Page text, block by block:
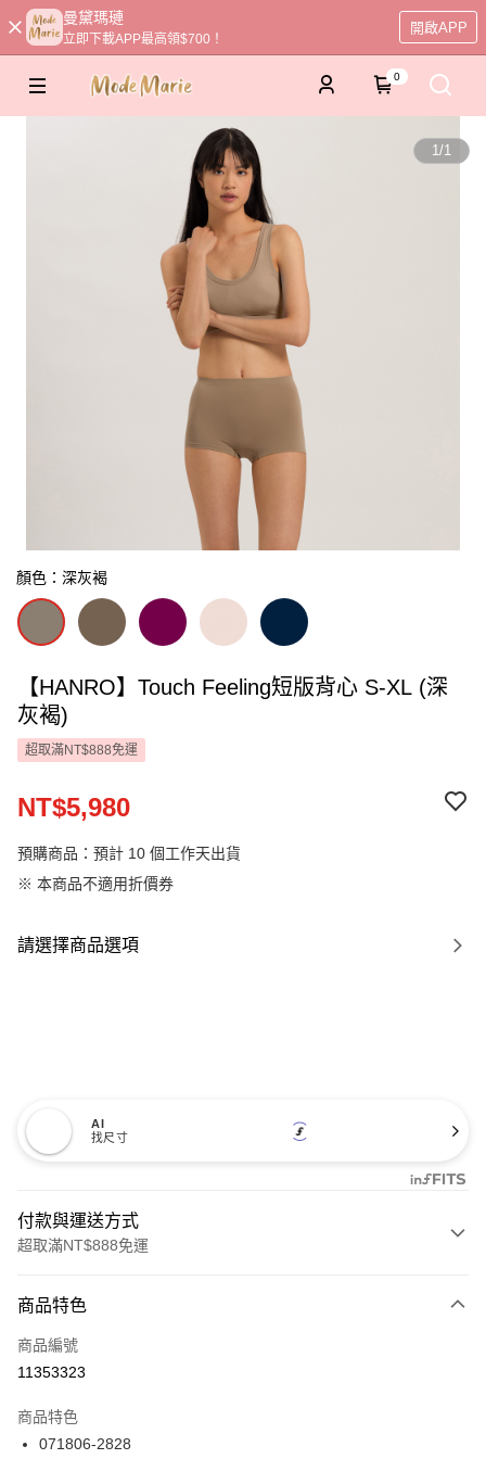
曼黛瑪璉
立即下載APP最高領$700！
開啟APP
0
1/1
顏色：深灰褐
【HANRO】Touch Feeling短版背心 S-XL (深
灰褐)
超取滿NT$888免運
NT$5,980
預購商品：預計 10 個工作天出貨
※ 本商品不適用折價券
請選擇商品選項
AI
找尺寸
付款與運送方式
超取滿NT$888免運
信用卡一次付款
信用卡分期付款
合作金庫商業銀行
華南商業銀行
商品特色
商品編號
11353323
商品特色
071806-2828